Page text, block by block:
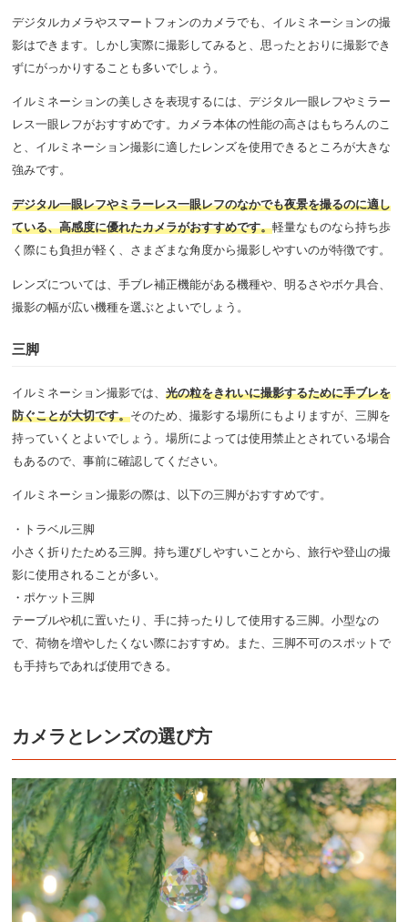
デジタルカメラやスマートフォンのカメラでも、イルミネーションの撮
影はできます。しかし実際に撮影してみると、思ったとおりに撮影でき
ずにがっかりすることも多いでしょう。
イルミネーションの美しさを表現するには、デジタル一眼レフやミラー
レス一眼レフがおすすめです。カメラ本体の性能の高さはもちろんのこ
と、イルミネーション撮影に適したレンズを使用できるところが大きな
強みです。
デジタル一眼レフやミラーレス一眼レフのなかでも夜景を撮るのに適し
ている、高感度に優れたカメラがおすすめです。軽量なものなら持ち歩
く際にも負担が軽く、さまざまな角度から撮影しやすいのが特徴です。
レンズについては、手ブレ補正機能がある機種や、明るさやボケ具合、
撮影の幅が広い機種を選ぶとよいでしょう。
三脚
イルミネーション撮影では、 光の粒をきれいに撮影するために手ブレを
防ぐことが大切です。そのため、撮影する場所にもよりますが、三脚を
持っていくとよいでしょう。場所によっては使用禁止とされている場合
もあるので、事前に確認してください。
イルミネーション撮影の際は、以下の三脚がおすすめです。
・トラベル三脚
小さく折りたためる三脚。持ち運びしやすいことから、旅行や登山の撮
影に使用されることが多い。
・ポケット三脚
テーブルや机に置いたり、手に持ったりして使用する三脚。小型なの
で、荷物を増やしたくない際におすすめ。また、三脚不可のスポットで
も手持ちであれば使用できる。
カメラとレンズの選び方